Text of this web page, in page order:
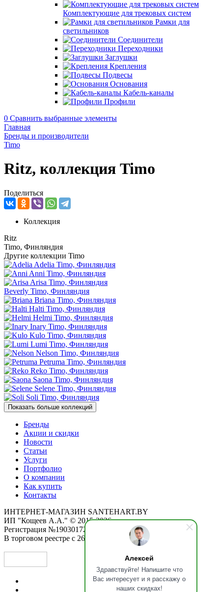
Алексей
Здравствуйте! Напишите что
Вас интересует и я расскажу о
наших скидках!
Комплектующие для трековых систем
Рамки для
светильников
Соединители
Переходники
Заглушки
Крепления
Подвесы
Основания
Кабель-каналы
Профили
0 Сравнить выбранные элементы
Главная
Бренды и производители
Timo
Ritz, коллекция Timo
Поделиться
Коллекция
Ritz
Timo, Финляндия
Другие коллекции Timo
Adelia Timo, Финляндия
Anni Timo, Финляндия
Arisa Timo, Финляндия
Beverly Timo, Финляндия
Briana Timo, Финляндия
Halti Timo, Финляндия
Helmi Timo, Финляндия
Inary Timo, Финляндия
Kulo Timo, Финляндия
Lumi Timo, Финляндия
Nelson Timo, Финляндия
Petruma Timo, Финляндия
Reko Timo, Финляндия
Saona Timo, Финляндия
Selene Timo, Финляндия
Soli Timo, Финляндия
Показать больше коллекций
Бренды
Акции и скидки
Новости
Статьи
Услуги
Портфолио
О компании
Как купить
Контакты
ИНТЕРНЕТ-МАГАЗИН SANTEHART.BY
ИП "Кощеев А.А." © 2015-2026
Регистрация №190301725 от 12.02.2015
В торговом реестре с 26.11.2019